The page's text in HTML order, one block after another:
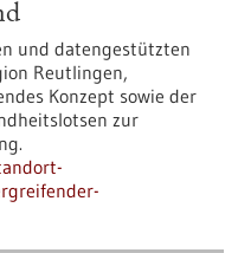
und datengestützten
Reutlingen,
Konzept sowie der
zur